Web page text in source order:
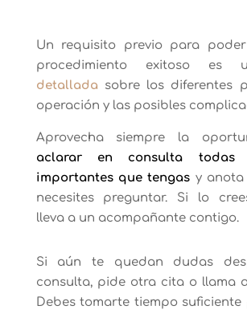
Un requisito previo para
procedimiento exitoso es
detalladasobre los diferentes
operación y las posibles
Aprovecha siempre la
aclarar en consulta todas
importantes que tengas y
necesites preguntar. Si lo
lleva a un acompañante contigo.
Si aún te quedan dudas
consulta, pide otra cita o llama
Debes tomarte tiempo